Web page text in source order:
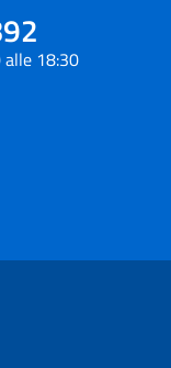
alle 18:30